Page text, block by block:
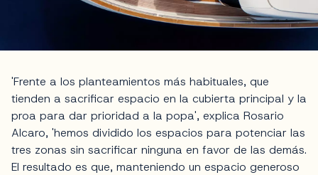
'Frente a los planteamientos más habituales, que
tienden a sacrificar espacio en la cubierta principal y la
proa para dar prioridad a la popa', explica Rosario
Alcaro, 'hemos dividido los espacios para potenciar las
tres zonas sin sacrificar ninguna en favor de las demás.
El resultado es que, manteniendo un espacio generoso